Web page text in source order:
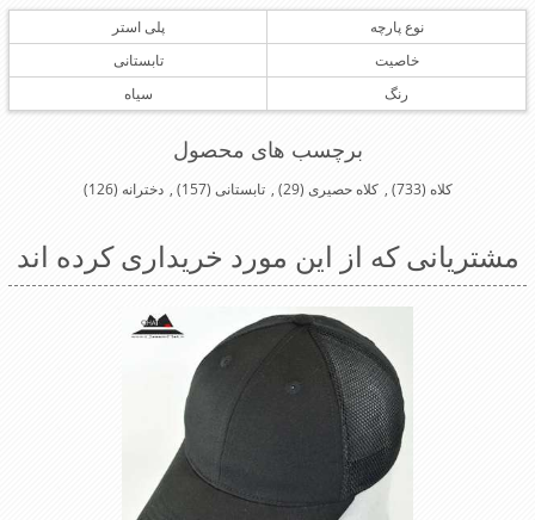
نوع پارچه
پلی استر
خاصیت
تابستانی
رنگ
سیاه
برچسب های محصول
کلاه (733)
, کلاه حصیری (29)
, تابستانی (157)
, دخترانه (126)
مشتریانی که از این مورد خریداری کرده اند